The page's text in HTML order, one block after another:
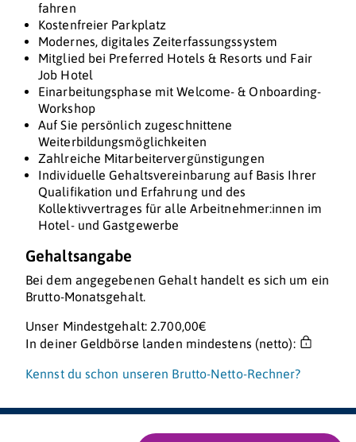
fahren
Kostenfreier Parkplatz
Modernes, digitales Zeiterfassungssystem
Mitglied bei Preferred Hotels & Resorts und Fair
Job Hotel
Einarbeitungsphase mit Welcome- & Onboarding-
Workshop
Auf Sie persönlich zugeschnittene
Weiterbildungsmöglichkeiten
Zahlreiche Mitarbeitervergünstigungen
Individuelle Gehaltsvereinbarung auf Basis Ihrer
Qualifikation und Erfahrung und des
Kollektivvertrages für alle Arbeitnehmer:innen im
Hotel- und Gastgewerbe
Gehaltsangabe
Bei dem angegebenen Gehalt handelt es sich um ein
Brutto-Monatsgehalt.
Unser Mindestgehalt: 2.700,00€
In deiner Geldbörse landen mindestens (netto):
Kennst du schon unseren Brutto-Netto-Rechner?